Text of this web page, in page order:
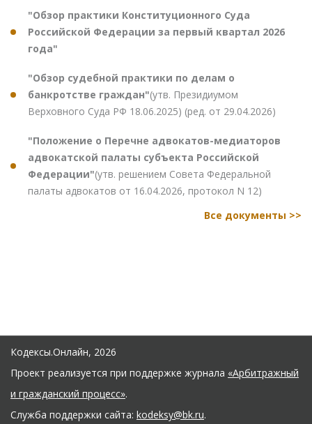
"Обзор практики Конституционного Суда
Российской Федерации за первый квартал 2026
года"
"Обзор судебной практики по делам о
банкротстве граждан"(утв. Президиумом
Верховного Суда РФ 18.06.2025) (ред. от 29.04.2026)
"Положение о Перечне адвокатов-медиаторов
адвокатской палаты субъекта Российской
Федерации"(утв. решением Совета Федеральной
палаты адвокатов от 16.04.2026, протокол N 12)
Все документы >>
Кодексы.Онлайн, 2026
Проект реализуется при поддержке журнала «Арбитражный
и гражданский процесс».
Служба поддержки сайта: kodeksy@bk.ru.